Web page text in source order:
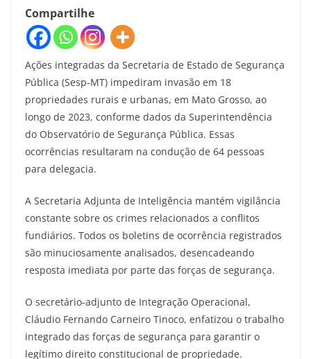
Compartilhe
Ações integradas da Secretaria de Estado de Segurança
Pública (Sesp-MT) impediram invasão em 18
propriedades rurais e urbanas, em Mato Grosso, ao
longo de 2023, conforme dados da Superintendência
do Observatório de Segurança Pública. Essas
ocorrências resultaram na condução de 64 pessoas
para delegacia.
A Secretaria Adjunta de Inteligência mantém vigilância
constante sobre os crimes relacionados a conflitos
fundiários. Todos os boletins de ocorrência registrados
são minuciosamente analisados, desencadeando
resposta imediata por parte das forças de segurança.
O secretário-adjunto de Integração Operacional,
Cláudio Fernando Carneiro Tinoco, enfatizou o trabalho
integrado das forças de segurança para garantir o
legítimo direito constitucional de propriedade.